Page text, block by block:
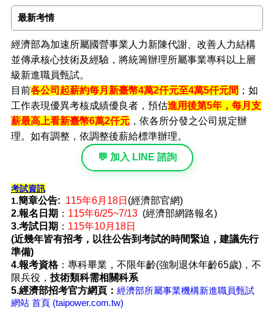
最新考情
經濟部為加速所屬國營事業人力新陳代謝、改善人力結構
並傳承核心技術及經驗，將統籌辦理所屬事業專科以上層
級新進職員甄試。
目前各公司起薪約每月新臺幣4萬2仟元至4萬5仟元間 ；如
工作表現優異考核成績優良者，預估進用後第5年，每月支
薪最高上看新臺幣6萬2仟元，依各所分發之公司規定辦
理。如有調整，依調整後薪給標準辦理。
💬 加入 LINE 諮詢
考試資訊
1.簡章公告: 115年6月18日 (經濟部官網)
2.報名日期 ： 115年6/25~7/13 (經濟部網路報名)
3.考試日期 ： 115年10月18日
(近幾年皆有招考，以往公告到考試的時間緊迫，建議先行
準備)
4.報考資格：專科畢業，不限年齡(強制退休年齡65歲)，不
限兵役， 技術類科需相關科系
5.經濟部招考官方網頁： 經濟部所屬事業機構新進職員甄試
網站 首頁 (taipower.com.tw)